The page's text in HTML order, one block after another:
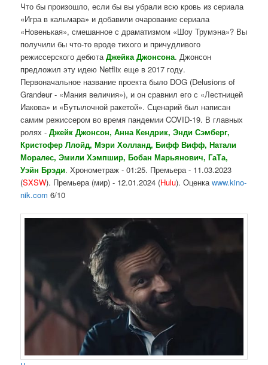
Что бы произошло, если бы вы убрали всю кровь из сериала
«Игра в кальмара» и добавили очарование сериала
«Новенькая», смешанное с драматизмом «Шоу Трумэна»? Вы
получили бы что-то вроде тихого и причудливого
режиссерского дебютаДжейка Джонсона. Джонсон
предложил эту идею Netflix еще в 2017 году.
Первоначальное название проекта было DOG (Delusions of
Grandeur - «Мания величия»), и он сравнил его с «Лестницей
Иакова» и «Бутылочной ракетой». Сценарий был написан
самим режиссером во время пандемии COVID-19. В главных
ролях -Джейк Джонсон, Анна Кендрик, Энди Сэмберг,
Кристофер Ллойд, Мэри Холланд, Бифф Вифф, Натали
Моралес, Эмили Хэмпшир, Бобан Марьянович, ГаТа,
Уэйн Брэди. Хронометраж - 01:25. Премьера - 11.03.2023
(SXSW). Премьера (мир) - 12.01.2024 (Hulu). Оценкаwww.kino-
nik.com 6/10